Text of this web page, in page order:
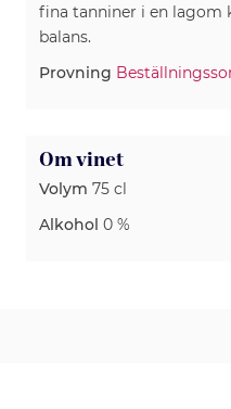
fina tanniner i en lagom
Provning
Om vinet
Volym 75 cl
Alkohol 0 %